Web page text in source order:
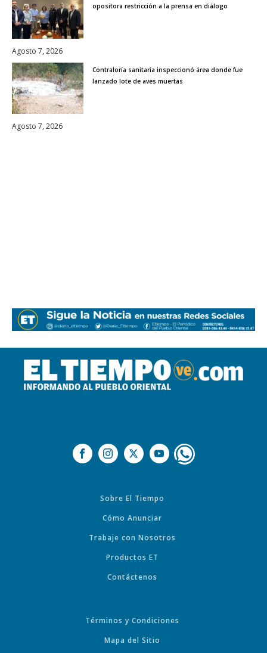
opositora restricción a la prensa en diálogo
Agosto 7, 2026
Contraloría sanitaria inspeccionó área donde fue
lanzado lote de aves muertas
Agosto 7, 2026
Sobre El Tiempo
Cómo Anunciar
Trabaje con Nosotros
Productos ET
Contáctenos
Términos y Condiciones
Mapa del Sitio